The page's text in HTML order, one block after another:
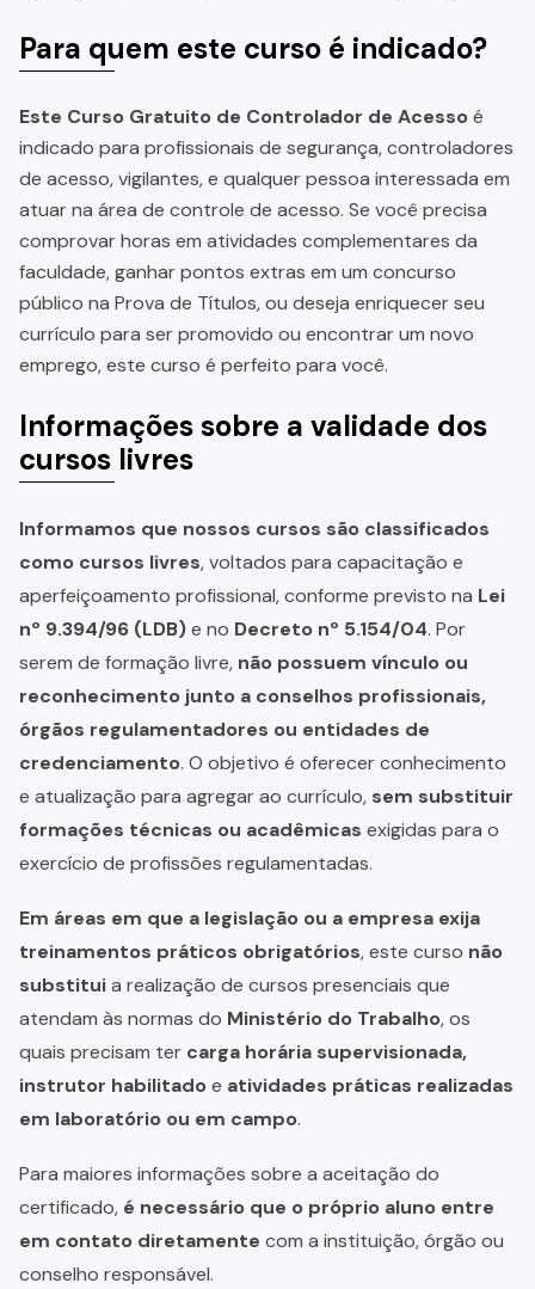
Para quem este curso é indicado?
Este Curso Gratuito de Controlador de Acessoé
indicado para profissionais de segurança, controladores
de acesso, vigilantes, e qualquer pessoa interessada em
atuar na área de controle de acesso. Se você precisa
comprovar horas em atividades complementares da
faculdade, ganhar pontos extras em um concurso
público na Prova de Títulos, ou deseja enriquecer seu
currículo para ser promovido ou encontrar um novo
emprego, este curso é perfeito para você.
Informações sobre a validade dos
cursos livres
Informamos que nossos cursos são classificados
como cursos livres, voltados para capacitação e
aperfeiçoamento profissional, conforme previsto na Lei
nº 9.394/96 (LDB)e no Decreto nº 5.154/04. Por
serem de formação livre, não possuem vínculo ou
reconhecimento junto a conselhos profissionais,
órgãos regulamentadores ou entidades de
credenciamento. O objetivo é oferecer conhecimento
e atualização para agregar ao currículo, sem substituir
formações técnicas ou acadêmicas exigidas para o
exercício de profissões regulamentadas.
Em áreas em que a legislação ou a empresa exija
treinamentos práticos obrigatórios, este curso não
substituia realização de cursos presenciais que
atendam às normas do Ministério do Trabalho, os
quais precisam ter carga horária supervisionada,
instrutor habilitadoe atividades práticas realizadas
em laboratório ou em campo.
Para maiores informações sobre a aceitação do
certificado, é necessário que o próprio aluno entre
em contato diretamente com a instituição, órgão ou
conselho responsável.